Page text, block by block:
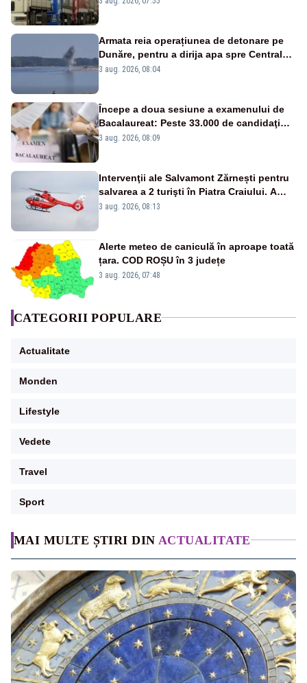
MAI MULTE ȘTIRI DIN ACTUALITATE
Armata reia operațiunea de detonare pe
Dunăre, pentru a dirija apa spre Centrala
Cernavodă
3 aug. 2026, 08:04
Începe a doua sesiune a examenului de
Bacalaureat: Peste 33.000 de candidaţi
înscrişi
3 aug. 2026, 08:09
Intervenţii ale Salvamont Zărnești pentru
salvarea a 2 turişti în Piatra Craiului. A
fost solicitat elicopterul SMURD
3 aug. 2026, 08:13
Alerte meteo de caniculă în aproape toată
țara. COD ROȘU în 3 județe
3 aug. 2026, 07:48
CATEGORII POPULARE
Actualitate
Monden
Lifestyle
Vedete
Travel
Sport